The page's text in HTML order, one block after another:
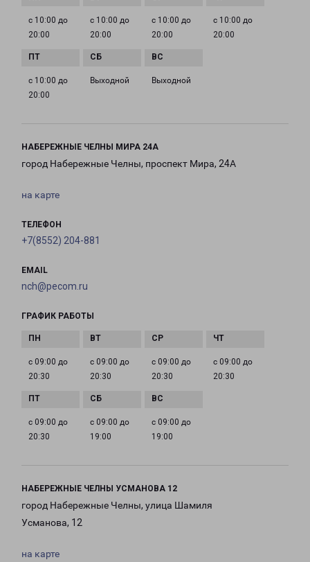
с 10:00 до
20:00
с 10:00 до
20:00
с 10:00 до
20:00
с 10:00 до
20:00
с 10:00 до
20:00
Выходной Выходной
НАБЕРЕЖНЫЕ ЧЕЛНЫ МИРА 24А
город Набережные Челны, проспект Мира, 24А
на карте
ТЕЛЕФОН
+7(8552) 204-881
EMAIL
nch@pecom.ru
ГРАФИК РАБОТЫ
с 09:00 до
20:30
с 09:00 до
20:30
с 09:00 до
20:30
с 09:00 до
20:30
с 09:00 до
20:30
с 09:00 до
19:00
с 09:00 до
19:00
НАБЕРЕЖНЫЕ ЧЕЛНЫ УСМАНОВА 12
город Набережные Челны, улица Шамиля
Усманова, 12
на карте